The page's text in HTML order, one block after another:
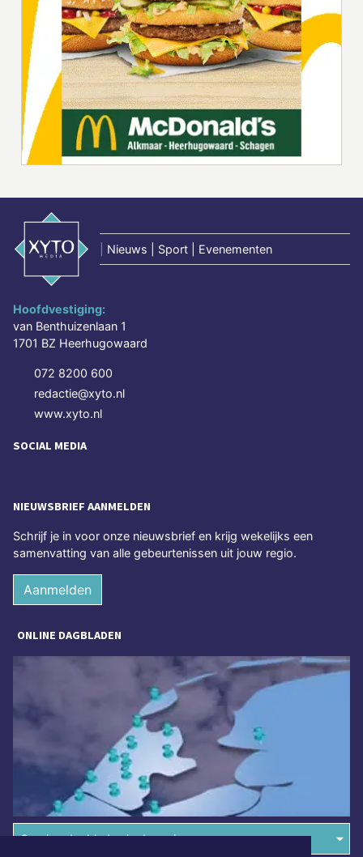
Nieuws | Sport | Evenementen
Hoofdvestiging:
van Benthuizenlaan 1
1701 BZ Heerhugowaard
072 8200 600
redactie@xyto.nl
www.xyto.nl
SOCIAL MEDIA
NIEUWSBRIEF AANMELDEN
Schrijf je in voor onze nieuwsbrief en krijg wekelijks een
samenvatting van alle gebeurtenissen uit jouw regio.
Aanmelden
ONLINE DAGBLADEN
Overige dagbladen in de regio